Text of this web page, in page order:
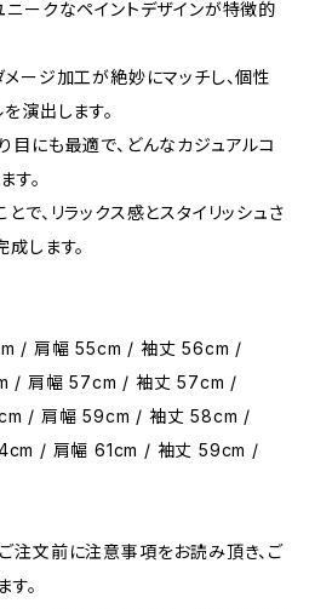
ニークなペイントデザインが特徴的
ージ加工が絶妙にマッチし、個性
演出します。
にも最適で、どんなカジュアルコ
す。
で、リラックス感とスタイリッシュさ
します。
/ 肩幅 55cm / 袖丈 56cm /
/ 肩幅 57cm / 袖丈 57cm /
/ 肩幅 59cm / 袖丈 58cm /
/ 肩幅 61cm / 袖丈 59cm /
注文前に注意事項をお読み頂き、ご
。